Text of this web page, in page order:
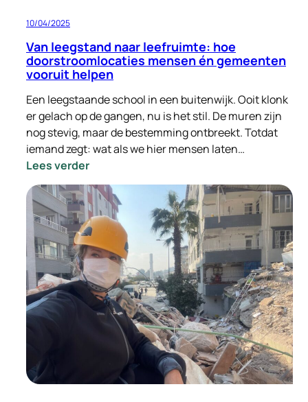
10/04/2025
Van leegstand naar leefruimte: hoe
doorstroomlocaties mensen én gemeenten
vooruit helpen
Een leegstaande school in een buitenwijk. Ooit klonk
er gelach op de gangen, nu is het stil. De muren zijn
nog stevig, maar de bestemming ontbreekt. Totdat
iemand zegt: wat als we hier mensen laten…
Lees verder:
Van
leegstand
naar
leefruimte:
hoe
doorstroomlocaties
mensen
én
gemeenten
vooruit
helpen